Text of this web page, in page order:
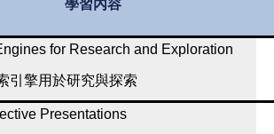
學習內容
for Research and Exploration
引擎用於研究與探索
Presentations